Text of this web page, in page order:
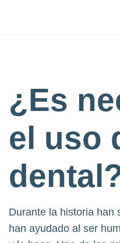
¿Es
el uso
Durante la historia han
han ayudado al ser